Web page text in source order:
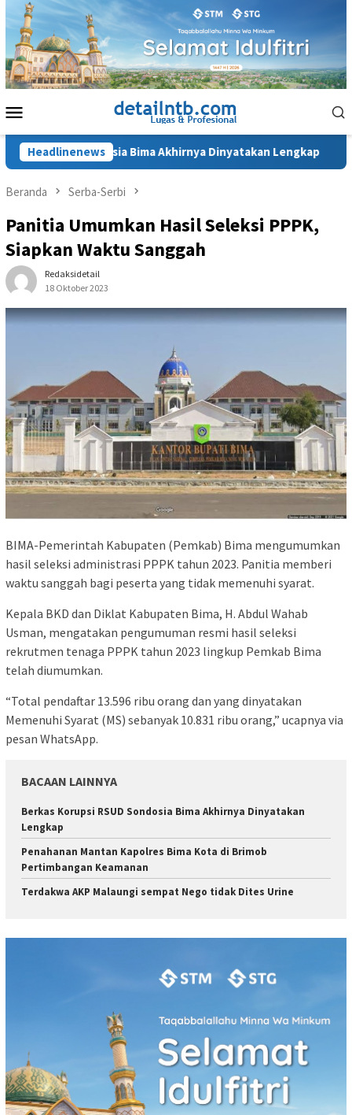
Loncat
konten
Mobile
Headlinenews
Sondosia Bima Akhirnya Dinyatakan Lengkap
Beranda Serba-Serbi
Panitia Umumkan Hasil Seleksi PPPK,
Siapkan Waktu Sanggah
Redaksidetail
18 Oktober 2023
BIMA-Pemerintah Kabupaten (Pemkab) Bima mengumumkan
hasil seleksi administrasi PPPK tahun 2023. Panitia memberi
waktu sanggah bagi peserta yang tidak memenuhi syarat.
Kepala BKD dan Diklat Kabupaten Bima, H. Abdul Wahab
Usman, mengatakan pengumuman resmi hasil seleksi
rekrutmen tenaga PPPK tahun 2023 lingkup Pemkab Bima
telah diumumkan.
“Total pendaftar 13.596 ribu orang dan yang dinyatakan
Memenuhi Syarat (MS) sebanyak 10.831 ribu orang,” ucapnya via
pesan WhatsApp.
BACAAN LAINNYA
Berkas Korupsi RSUD Sondosia Bima Akhirnya Dinyatakan
Lengkap
Penahanan Mantan Kapolres Bima Kota di Brimob
Pertimbangan Keamanan
Terdakwa AKP Malaungi sempat Nego tidak Dites Urine